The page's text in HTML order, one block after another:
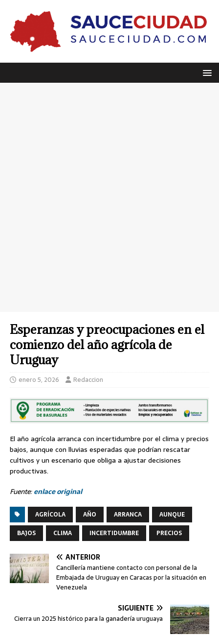
Esperanzas y preocupaciones en el
comienzo del año agrícola de
Uruguay
enero 5, 2026 Redaccion
El año agrícola arranca con incertidumbre por el clima y precios
bajos, aunque con lluvias esperadas que podrían rescatar
cultivos y un escenario que obliga a ajustar decisiones
productivas.
Fuente:enlace original
AGRÍCOLA AÑO ARRANCA
AUNQUE
BAJOS
CLIMA INCERTIDUMBRE PRECIOS
ANTERIOR
Cancillería mantiene contacto con personal de la
Embajada de Uruguay en Caracas por la situación en
Venezuela
SIGUIENTE
Cierra un 2025 histórico para la ganadería uruguaya